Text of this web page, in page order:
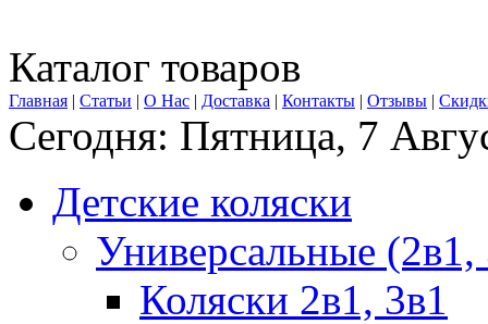
Каталог товаров
Главная | Статьи | О Нас | Доставка | Контакты | Отзывы |
Сегодня: Пятница, 7
Детские коляски
Универсальные (2в1,
Коляски 2в1, 3в1